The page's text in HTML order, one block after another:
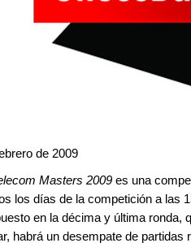
de 2009
Masters 2009 es una
los días de la competición a las
en la décima y última ronda,
habrá un desempate de